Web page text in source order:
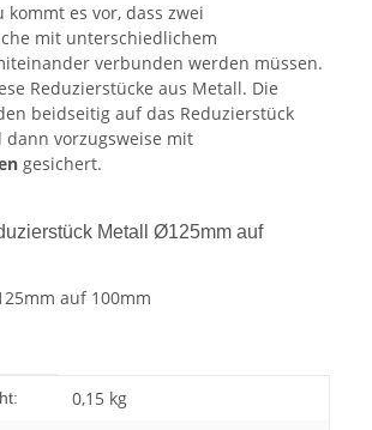
kommt es vor, dass zwei
mit unterschiedlichem
verbunden werden müssen.
Reduzierstücke aus Metall. Die
beidseitig auf das Reduzierstück
dann vorzugsweise mit
gesichert.
Metall Ø125mm auf
auf 100mm
0,15 kg